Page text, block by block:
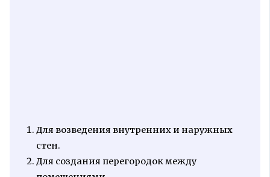
Для возведения внутренних и наружных
стен.
Для создания перегородок между